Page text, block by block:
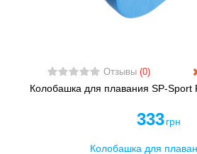
Отзывы (0)
Колобашка для плавания SP-Sport
333 грн